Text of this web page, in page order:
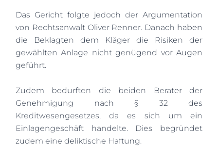
Das Gericht folgte jedoch der Argumentation
von Rechtsanwalt Oliver Renner. Danach haben
die Beklagten dem Kläger die Risiken der
gewählten Anlage nicht genügend vor Augen
geführt.
Zudem bedurften die beiden Berater der
Genehmigung nach § 32 des
Kreditwesengesetzes, da es sich um ein
Einlagengeschäft handelte. Dies begründet
zudem eine deliktische Haftung.